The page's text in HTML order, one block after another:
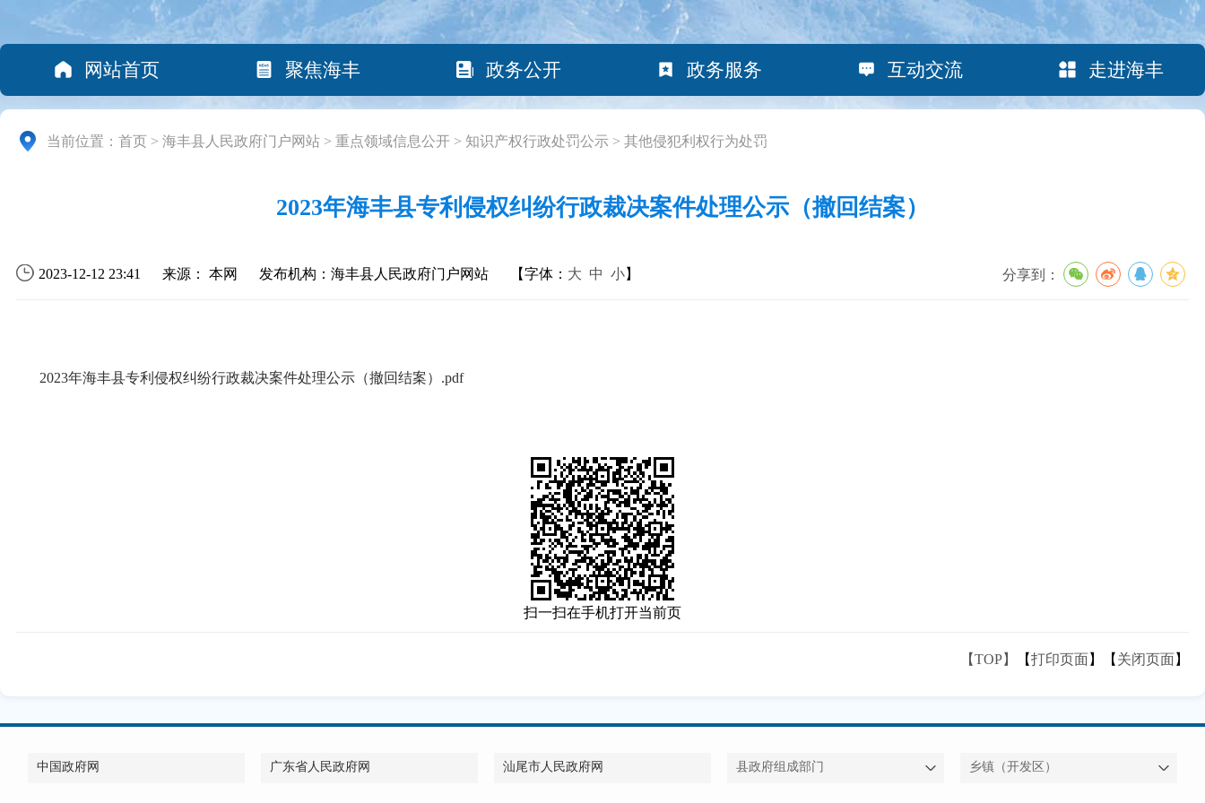
网站首页 聚焦海丰 政务公开 政务服务 互动交流 走进海丰
当前位置： 首页 > 海丰县人民政府门户网站 > 重点领域信息公开 > 知识产权行政处罚公示 > 其他侵犯利权行为处罚
2023年海丰县专利侵权纠纷行政裁决案件处理公示（撤回结案）
2023-12-12 23:41 来源： 本网 发布机构：海丰县人民政府门户网站 【字体： 大 中 小】 分享到：
2023年海丰县专利侵权纠纷行政裁决案件处理公示（撤回结案）.pdf
扫一扫在手机打开当前页
【TOP】 【打印页面】【 关闭页面】
中国政府网 广东省人民政府网 汕尾市人民政府网 县政府组成部门 乡镇（开发区）